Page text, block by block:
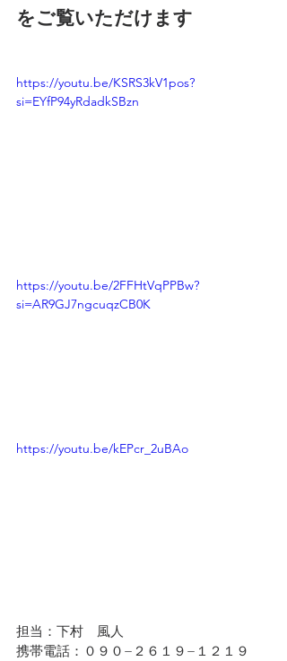
をご覧いただけます
https://youtu.be/KSRS3kV1pos?
si=EYfP94yRdadkSBzn
https://youtu.be/2FFHtVqPPBw?
si=AR9GJ7ngcuqzCB0K
https://youtu.be/kEPcr_2uBAo
担当：下村　風人
携帯電話：０９０−２６１９−１２１９